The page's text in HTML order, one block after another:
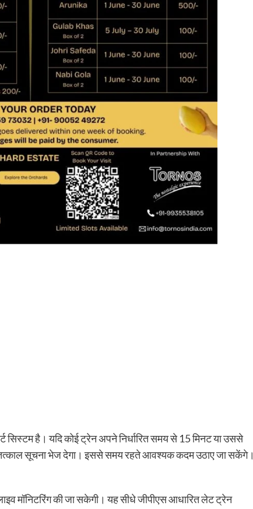
है। यदि कोई ट्रेन अपने निर्धारित समय से 15 मिनट या उससे
तत्काल सूचना भेज देगा। इससे समय रहते आवश्यक कदम उठाए जा सकेंगे।
मॉनिटरिंग की जा सकेगी। यह सीधे जीपीएस आधारित लेट ट्रेन